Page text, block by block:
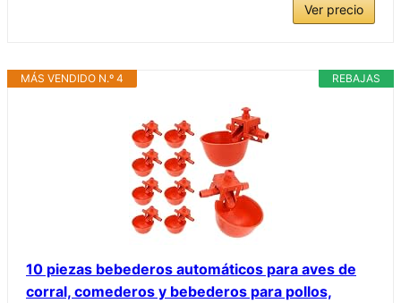
Ver precio
REBAJAS
MÁS VENDIDO N.º 4
10 piezas bebederos automáticos para aves de
corral, comederos y bebederos para pollos,